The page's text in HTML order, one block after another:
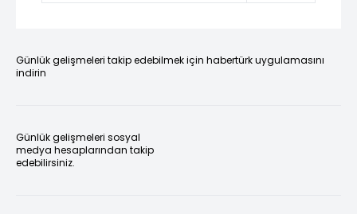
Günlük gelişmeleri takip edebilmek için habertürk uygulamasını
indirin
Günlük gelişmeleri sosyal
medya hesaplarından takip
edebilirsiniz.